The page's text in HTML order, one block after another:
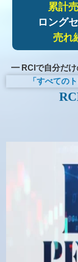
累計
ロング
売れ
━ RCIで自分だ
「すべての